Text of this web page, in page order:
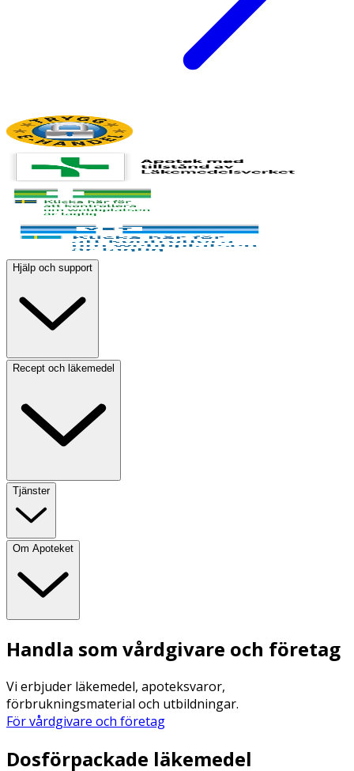
Hjälp och support
Recept och läkemedel
Tjänster
Om Apoteket
Handla som vårdgivare och företag
Vi erbjuder läkemedel, apoteksvaror,
förbrukningsmaterial och utbildningar.
För vårdgivare och företag
Dosförpackade läkemedel